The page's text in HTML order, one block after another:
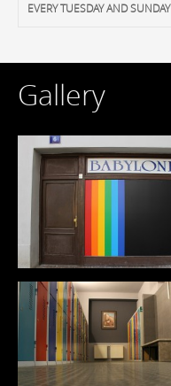
EVERY TUESDAY AND SUNDAY
Gallery